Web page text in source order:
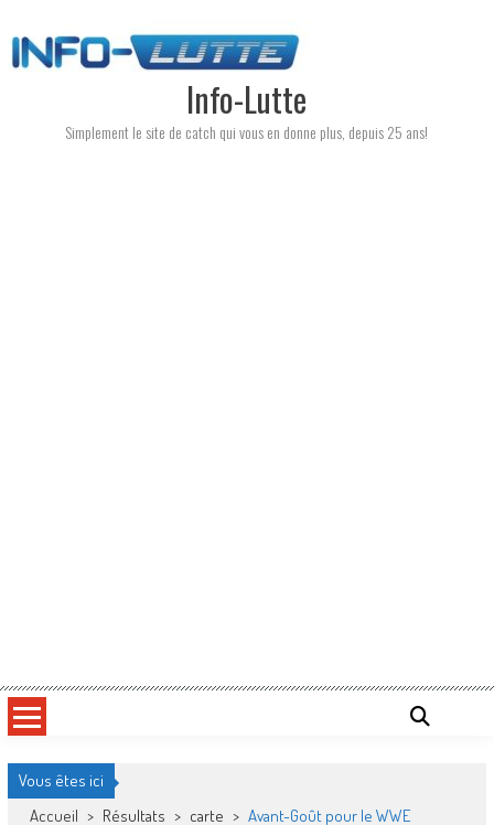
to
content
Info-Lutte
Simplement le site de catch qui vous en donne plus, depuis 25 ans!
Vous êtes ici
Accueil > Résultats > carte > Avant-Goût pour le WWE